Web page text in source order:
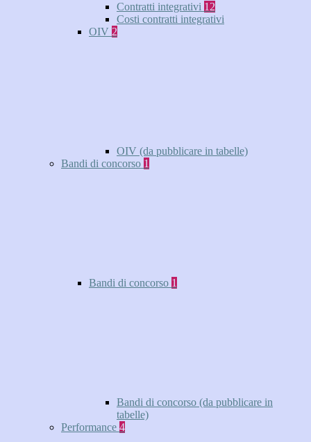
Contratti integrativi 12
Costi contratti integrativi
OIV 2
OIV (da pubblicare in tabelle)
Bandi di concorso 1
Bandi di concorso 1
Bandi di concorso (da pubblicare in
tabelle)
Performance 4